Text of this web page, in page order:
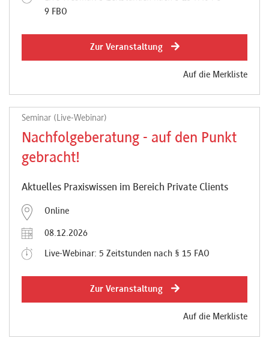
9 FBO
Zur Veranstaltung
Auf die Merkliste
Seminar (Live-Webinar)
Nachfolgeberatung - auf den Punkt
gebracht!
Aktuelles Praxiswissen im Bereich Private Clients
Online
08.12.2026
Live-Webinar: 5 Zeitstunden nach § 15 FAO
Zur Veranstaltung
Auf die Merkliste